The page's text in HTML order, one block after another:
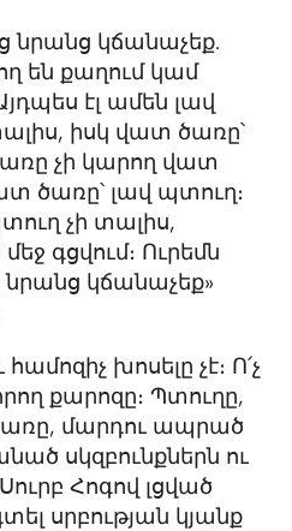
նրանց կճանաչեք.
են քաղում կամ
էլ ամեն լավ
իսկ վատ ծառը՝
չի կարող վատ
ծառը՝ լավ պտուղ։
չի տալիս,
գցվում։ Ուրեմն
նրանց կճանաչեք»
խոսելը չէ։ Ո՛չ
քարոզը։ Պտուղը,
մարդու ապրած
սկզբունքներն ու
Հոգով լցված
սրբության կյանք